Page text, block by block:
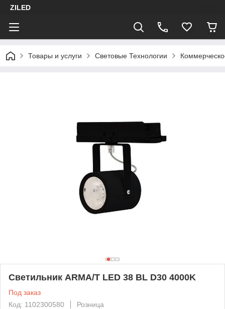
ZILED
Товары и услуги Световые Технологии
Светильник ARMA/T LED 38 BL D30 4000K
Под заказ
Код: 1102300580
Розница